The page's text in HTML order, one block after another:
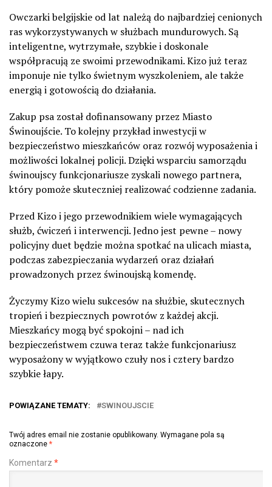
Owczarki belgijskie od lat należą do najbardziej cenionych
ras wykorzystywanych w służbach mundurowych. Są
inteligentne, wytrzymałe, szybkie i doskonale
współpracują ze swoimi przewodnikami. Kizo już teraz
imponuje nie tylko świetnym wyszkoleniem, ale także
energią i gotowością do działania.
Zakup psa został dofinansowany przez Miasto
Świnoujście. To kolejny przykład inwestycji w
bezpieczeństwo mieszkańców oraz rozwój wyposażenia i
możliwości lokalnej policji. Dzięki wsparciu samorządu
świnoujscy funkcjonariusze zyskali nowego partnera,
który pomoże skuteczniej realizować codzienne zadania.
Przed Kizo i jego przewodnikiem wiele wymagających
służb, ćwiczeń i interwencji. Jedno jest pewne – nowy
policyjny duet będzie można spotkać na ulicach miasta,
podczas zabezpieczania wydarzeń oraz działań
prowadzonych przez świnoujską komendę.
Życzymy Kizo wielu sukcesów na służbie, skutecznych
tropień i bezpiecznych powrotów z każdej akcji.
Mieszkańcy mogą być spokojni – nad ich
bezpieczeństwem czuwa teraz także funkcjonariusz
wyposażony w wyjątkowo czuły nos i cztery bardzo
szybkie łapy.
POWIĄZANE TEMATY: SWINOUJSCIE
Twój adres email nie zostanie opublikowany. Wymagane pola są
oznaczone *
Komentarz *